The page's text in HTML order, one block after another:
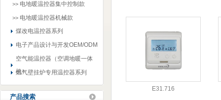
>> 电地暖温控器集中控制款
>> 电地暖温控器机械款
煤改电温控器系列
电子产品设计与开发OEM/ODM
空气能温控器（空调地暖一体
机）
燃气壁挂炉专用温控器系列
产品搜索
E31.716